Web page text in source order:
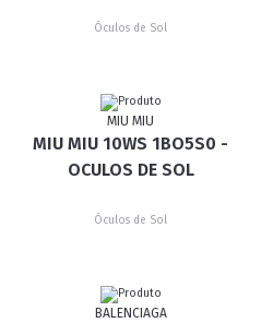
Óculos de Sol
MIU MIU
MIU MIU 10WS 1BO5S0 -
OCULOS DE SOL
Óculos de Sol
BALENCIAGA